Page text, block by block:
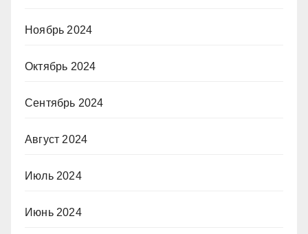
Ноябрь 2024
Октябрь 2024
Сентябрь 2024
Август 2024
Июль 2024
Июнь 2024